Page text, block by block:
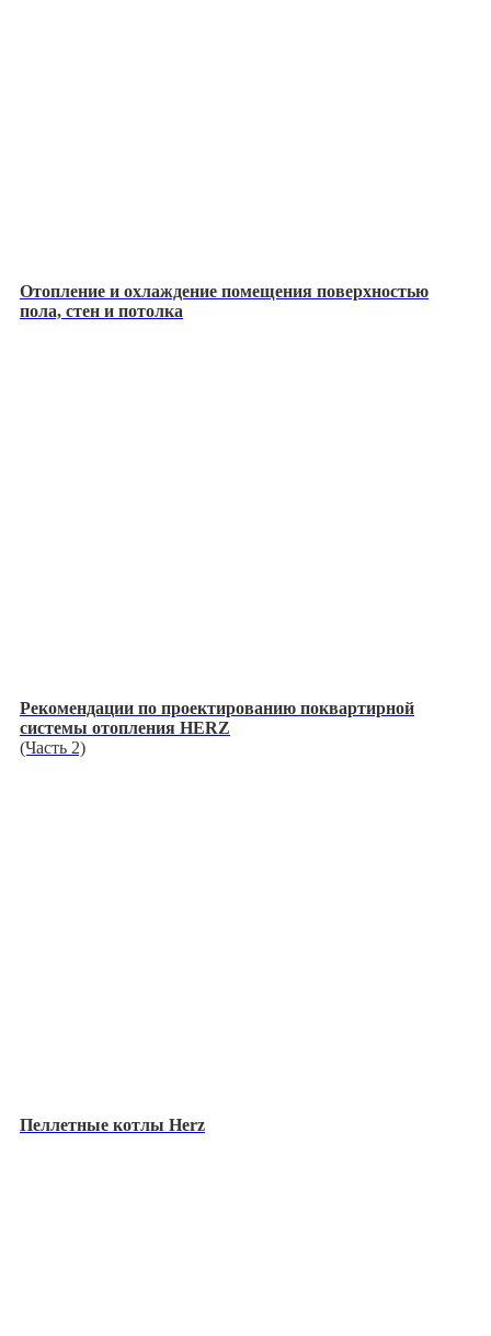
Отопление и охлаждение помещения поверхностью
пола, стен и потолка
Рекомендации по проектированию поквартирной
системы отопления HERZ
(Часть 2)
Пеллетные котлы Herz